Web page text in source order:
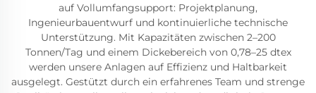
auf Vollumfangsupport: Projektplanung,
Ingenieurbauentwurf und kontinuierliche technische
Unterstützung. Mit Kapazitäten zwischen 2–200
Tonnen/Tag und einem Dickebereich von 0,78–25 dtex
werden unsere Anlagen auf Effizienz und Haltbarkeit
ausgelegt. Gestützt durch ein erfahrenes Team und strenge